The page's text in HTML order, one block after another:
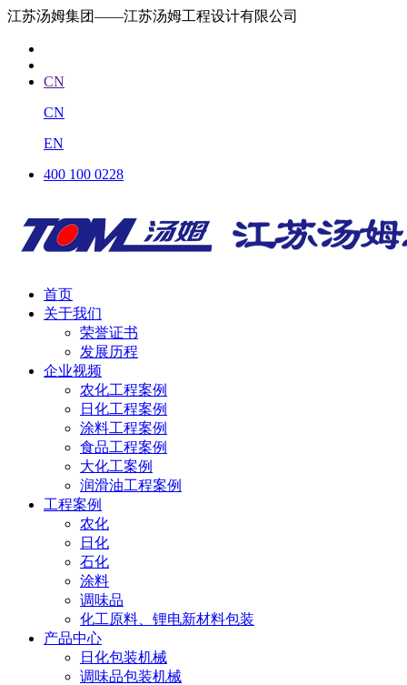
江苏汤姆集团——江苏汤姆工程设计有限公司
CN
CN
EN
400 100 0228
首页
关于我们
荣誉证书
发展历程
企业视频
农化工程案例
日化工程案例
涂料工程案例
食品工程案例
大化工案例
润滑油工程案例
工程案例
农化
日化
石化
涂料
调味品
化工原料、锂电新材料包装
产品中心
日化包装机械
调味品包装机械